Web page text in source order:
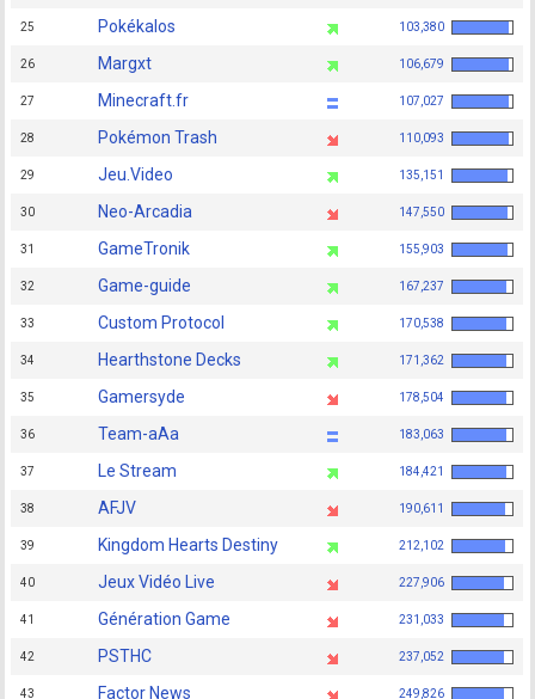
25 Pokékalos 103,380
26 Margxt 106,679
27 Minecraft.fr 107,027
28 Pokémon Trash 110,093
29 Jeu.Video 135,151
30 Neo-Arcadia 147,550
31 GameTronik 155,903
32 Game-guide 167,237
33 Custom Protocol 170,538
34 Hearthstone Decks 171,362
35 Gamersyde 178,504
36 Team-aAa 183,063
37 Le Stream 184,421
38 AFJV 190,611
39 Kingdom Hearts Destiny 212,102
40 Jeux Vidéo Live 227,906
41 Génération Game 231,033
42 PSTHC 237,052
43 Factor News 249,826